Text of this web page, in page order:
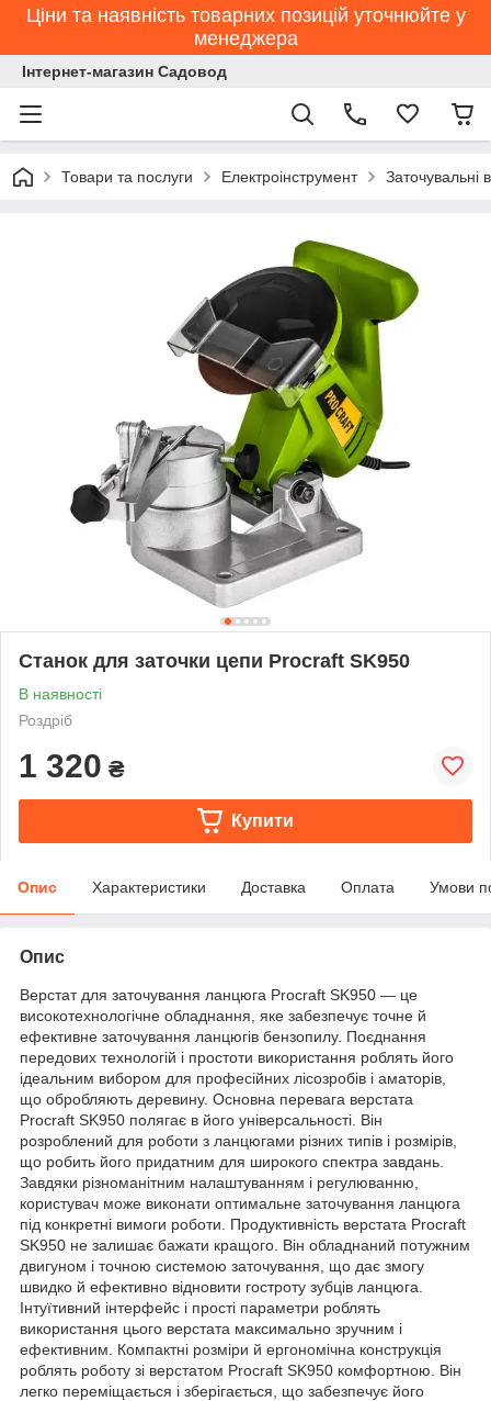
Ціни та наявність товарних позицій уточнюйте у
менеджера
Інтернет-магазин Садовод
Товари та послуги Електроінструмент Заточувальні
Станок для заточки цепи Procraft SK950
В наявності
Роздріб
1 320 ₴
Купити
Опис Характеристики Доставка Оплата Умови
Опис
Верстат для заточування ланцюга Procraft SK950 — це
високотехнологічне обладнання, яке забезпечує точне й
ефективне заточування ланцюгів бензопилу. Поєднання
передових технологій і простоти використання роблять його
ідеальним вибором для професійних лісозробів і аматорів,
що обробляють деревину. Основна перевага верстата
Procraft SK950 полягає в його універсальності. Він
розроблений для роботи з ланцюгами різних типів і розмірів,
що робить його придатним для широкого спектра завдань.
Завдяки різноманітним налаштуванням і регулюванню,
користувач може виконати оптимальне заточування ланцюга
під конкретні вимоги роботи. Продуктивність верстата Procraft
SK950 не залишає бажати кращого. Він обладнаний потужним
двигуном і точною системою заточування, що дає змогу
швидко й ефективно відновити гостроту зубців ланцюга.
Інтуїтивний інтерфейс і прості параметри роблять
використання цього верстата максимально зручним і
ефективним. Компактні розміри й ергономічна конструкція
роблять роботу зі верстатом Procraft SK950 комфортною. Він
легко переміщається і зберігається, що забезпечує його